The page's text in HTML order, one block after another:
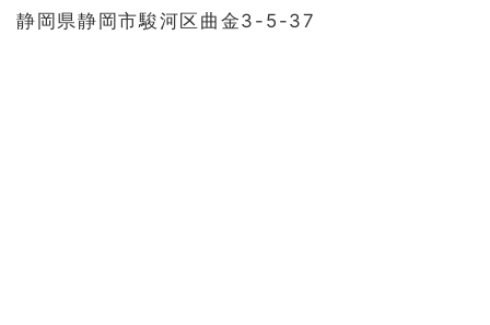
静岡県静岡市駿河区曲金3-5-37